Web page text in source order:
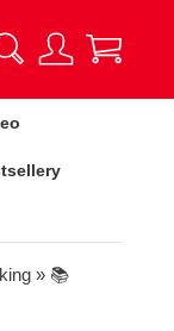
» 📚